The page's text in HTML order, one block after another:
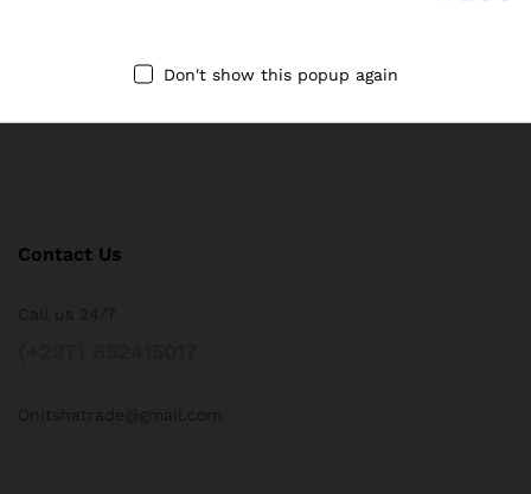
24/7 Support
Contact Us
Don't show this popup again